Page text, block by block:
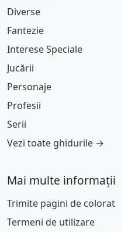
Diverse
Fantezie
Interese Speciale
Jucării
Personaje
Profesii
Serii
Vezi toate ghidurile →
Mai multe informații
Trimite pagini de colorat
Termeni de utilizare